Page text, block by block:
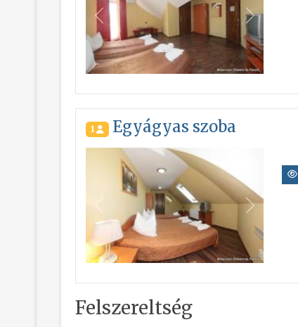
Vissza Következő
1 Egyágyas szoba
Vissza Következő
Felszereltség